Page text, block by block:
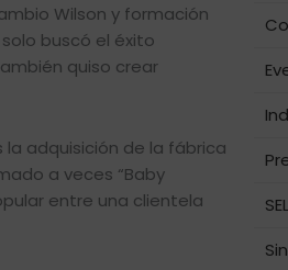
Wilson y formación
buscó el éxito
quiso crear
la adquisición de la fábrica
a veces “Baby
entre una clientela